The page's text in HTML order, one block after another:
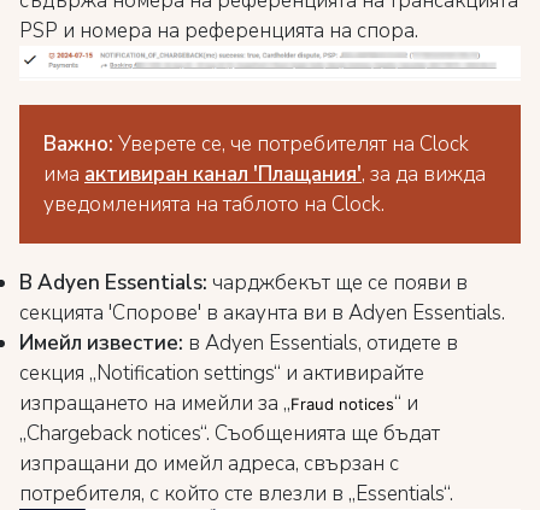
PSP и номера на референцията на спора.
Важно: Уверете се, че потребителят на Clock
има активиран канал 'Плащания', за да вижда
уведомленията на таблото на Clock.
В Adyen Essentials: чарджбекът ще се появи в
секцията 'Спорове' в акаунта ви в Adyen Essentials.
Имейл известие: в Adyen Essentials, отидете в
секция „Notification settings“ и активирайте
изпращането на имейли за „Fraud notices“ и
„Chargeback notices“. Съобщенията ще бъдат
изпращани до имейл адреса, свързан с
потребителя, с който сте влезли в „Essentials“.